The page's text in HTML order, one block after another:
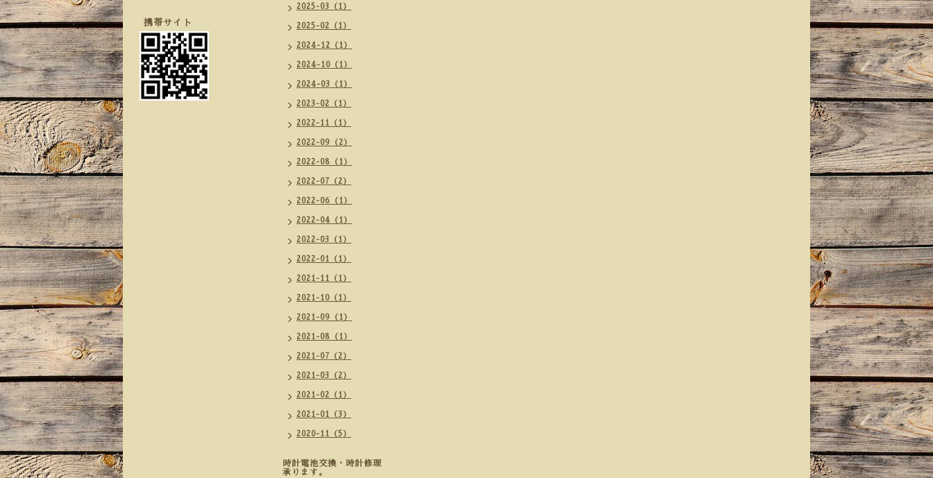
2025-03（1）
2025-02（1）
2024-12（1）
2024-10（1）
2024-03（1）
2023-02（1）
2022-11（1）
2022-09（2）
2022-08（1）
2022-07（2）
2022-06（1）
2022-04（1）
2022-03（1）
2022-01（1）
2021-11（1）
2021-10（1）
2021-09（1）
2021-08（1）
2021-07（2）
2021-03（2）
2021-02（1）
2021-01（3）
2020-11（5）
時計電池交換・時計修理
承ります。
携帯サイト